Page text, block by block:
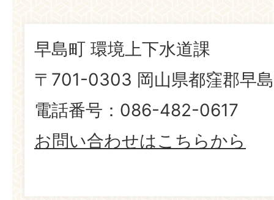
早島町 環境上下水道課
〒701-0303 岡山県都窪郡早
電話番号：086-482-0617
お問い合わせはこちらから